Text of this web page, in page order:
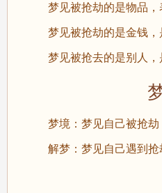
梦见被抢劫的是物品，
梦见被抢劫的是金钱，
梦见被抢去的是别人，
梦
梦境：梦见自己被抢劫
解梦：梦见自己遇到抢